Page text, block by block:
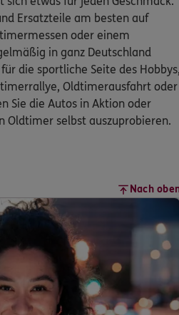
Ersatzteile am besten auf
oder einem
in ganz Deutschland
die sportliche Seite des
Oldtimerausfahrt oder
Sie die Autos in Aktion oder
Oldtimer selbst auszuprobieren.
Nach